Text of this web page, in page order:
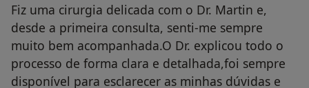
Fiz uma cirurgia delicada com o Dr. Martin e,
desde a primeira consulta, senti-me sempre
muito bem acompanhada.O Dr. explicou todo o
processo de forma clara e detalhada,foi sempre
disponível para esclarecer as minhas dúvidas e